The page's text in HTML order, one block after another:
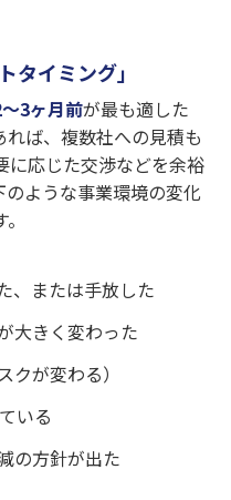
タイミング」
3ヶ月前が最も適した
ば、複数社への見積も
に応じた交渉などを余裕
ような事業環境の変化
、または手放した
大きく変わった
が変わる）
いる
の方針が出た